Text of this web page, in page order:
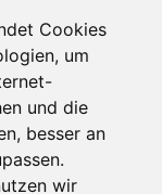
Cookies
um
und die
besser an
wir